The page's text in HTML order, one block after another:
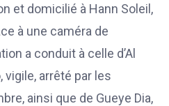
et domicilié à Hann Soleil,
à une caméra de
a conduit à celle d’Al
vigile, arrêté par les
ainsi que de Gueye Dia,